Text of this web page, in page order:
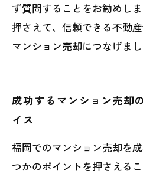
ず質問することをお勧めし
押さえて、信頼できる不動
マンション売却につなげまし
成功するマンション売却
イス
福岡でのマンション売却を
つかのポイントを押さえる